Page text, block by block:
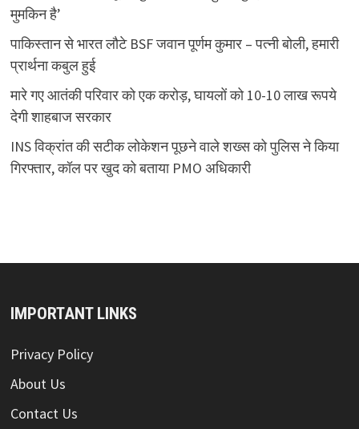
मुमकिन है’
पाकिस्तान से भारत लौटे BSF जवान पूर्णम कुमार – पत्नी बोली, हमारी
प्रार्थना कबुल हुई
मारे गए आतंकी परिवार को एक करोड़, घायलों को 10-10 लाख रूपये
देगी शाहबाज सरकार
INS विक्रांत की सटीक लोकेशन पूछने वाले शख्स को पुलिस ने किया
गिरफ्तार, कॉल पर खुद को बताया PMO अधिकारी
IMPORTANT LINKS
Privacy Policy
About Us
Contact Us